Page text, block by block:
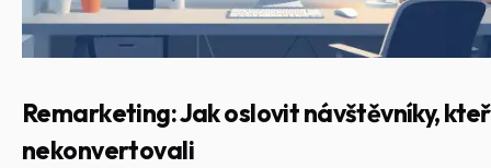
Remarketing: Jak oslovit návštěvníky,
nekonvertovali